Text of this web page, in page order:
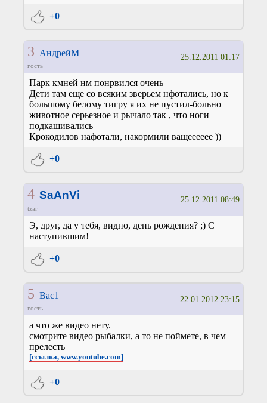
+0
3 АндрейМ
гость
25.12.2011 01:17
Парк кмней нм понрвился очень
Дети там еще со всяким зверьем нфотались, но к
большому белому тигру я их не пустил-больно
животное серьезное и рычало так , что ноги
подкашивались
Крокодилов нафотали, накормили ващееееее ))
+0
4 SaAnVi
tzar
25.12.2011 08:49
Э, друг, да у тебя, видно, день рождения? ;) С
наступившим!
+0
5 Вас1
гость
22.01.2012 23:15
а что же видео нету.
смотрите видео рыбалки, а то не поймете, в чем
прелесть
[ссылка, www.youtube.com]
+0